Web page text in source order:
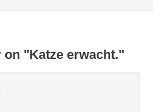
on "Katze erwacht."